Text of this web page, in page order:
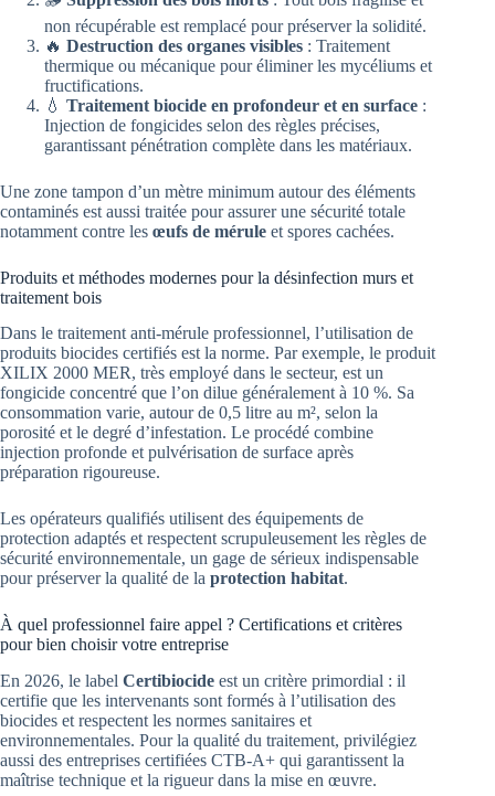
non récupérable est remplacé pour préserver la solidité.
🔥 Destruction des organes visibles : Traitement
thermique ou mécanique pour éliminer les mycéliums et
fructifications.
💧 Traitement biocide en profondeur et en surface :
Injection de fongicides selon des règles précises,
garantissant pénétration complète dans les matériaux.
Une zone tampon d’un mètre minimum autour des éléments
contaminés est aussi traitée pour assurer une sécurité totale
notamment contre les œufs de mérule et spores cachées.
Produits et méthodes modernes pour la désinfection murs et
traitement bois
Dans le traitement anti-mérule professionnel, l’utilisation de
produits biocides certifiés est la norme. Par exemple, le produit
XILIX 2000 MER, très employé dans le secteur, est un
fongicide concentré que l’on dilue généralement à 10 %. Sa
consommation varie, autour de 0,5 litre au m², selon la
porosité et le degré d’infestation. Le procédé combine
injection profonde et pulvérisation de surface après
préparation rigoureuse.
Les opérateurs qualifiés utilisent des équipements de
protection adaptés et respectent scrupuleusement les règles de
sécurité environnementale, un gage de sérieux indispensable
pour préserver la qualité de la protection habitat.
À quel professionnel faire appel ? Certifications et critères
pour bien choisir votre entreprise
En 2026, le label Certibiocide est un critère primordial : il
certifie que les intervenants sont formés à l’utilisation des
biocides et respectent les normes sanitaires et
environnementales. Pour la qualité du traitement, privilégiez
aussi des entreprises certifiées CTB-A+ qui garantissent la
maîtrise technique et la rigueur dans la mise en œuvre.